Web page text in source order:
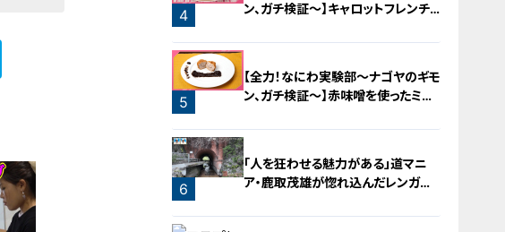
4
ン、ガチ検証～】キャロットフレンチ
5
【全力！なにわ実験部～ナゴヤのギモ
ン、ガチ検証～】赤味噌を使ったミル
6
「人を狂わせる魅力がある」道マニ
ア・鹿取茂雄が惚れ込んだレンガの